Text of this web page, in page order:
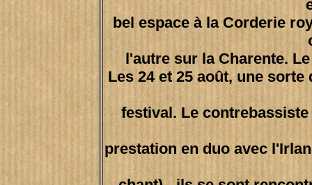
bel espace à la Corderie
l'autre sur la Charente.
Les 24 et 25 août, une
festival. Le
prestation en duo avec